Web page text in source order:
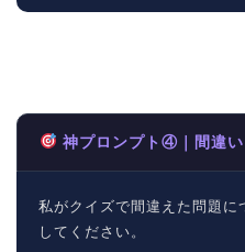
神プロンプト④｜間違
私がクイズで間違えた問題
してください。